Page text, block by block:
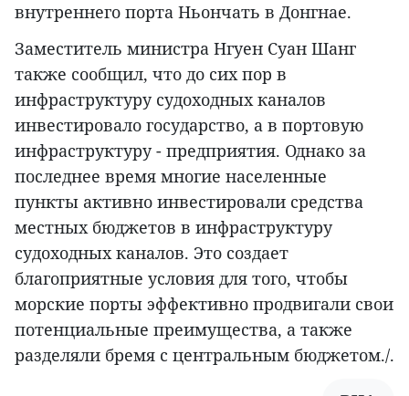
внутреннего порта Ньончать в Донгнае.
Заместитель министра Нгуен Суан Шанг
также сообщил, что до сих пор в
инфраструктуру судоходных каналов
инвестировало государство, а в портовую
инфраструктуру - предприятия. Однако за
последнее время многие населенные
пункты активно инвестировали средства
местных бюджетов в инфраструктуру
судоходных каналов. Это создает
благоприятные условия для того, чтобы
морские порты эффективно продвигали свои
потенциальные преимущества, а также
разделяли бремя с центральным бюджетом./.